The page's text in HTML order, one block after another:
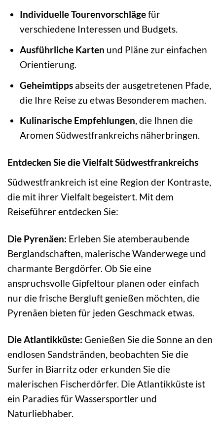
Individuelle Tourenvorschlägefür
verschiedene Interessen und Budgets.
Ausführliche Karten und Pläne zur einfachen
Orientierung.
Geheimtippsabseits der ausgetretenen Pfade,
die Ihre Reise zu etwas Besonderem machen.
Kulinarische Empfehlungen, die Ihnen die
Aromen Südwestfrankreichs näherbringen.
Entdecken Sie die Vielfalt Südwestfrankreichs
Südwestfrankreich ist eine Region der Kontraste,
die mit ihrer Vielfalt begeistert. Mit dem
Reiseführer entdecken Sie:
Die Pyrenäen: Erleben Sie atemberaubende
Berglandschaften, malerische Wanderwege und
charmante Bergdörfer. Ob Sie eine
anspruchsvolle Gipfeltour planen oder einfach
nur die frische Bergluft genießen möchten, die
Pyrenäen bieten für jeden Geschmack etwas.
Die Atlantikküste: Genießen Sie die Sonne an den
endlosen Sandstränden, beobachten Sie die
Surfer in Biarritz oder erkunden Sie die
malerischen Fischerdörfer. Die Atlantikküste ist
ein Paradies für Wassersportler und
Naturliebhaber.